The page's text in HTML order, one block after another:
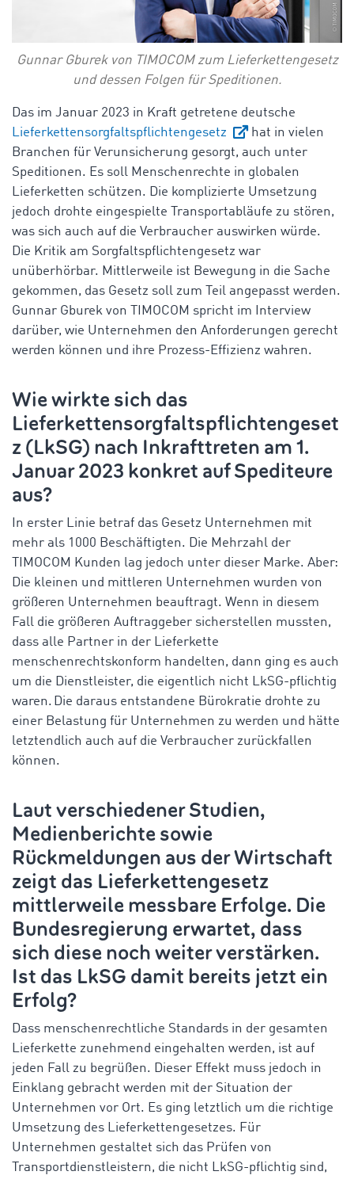
Gunnar Gburek von TIMOCOM zum Lieferkettengesetz
und dessen Folgen für Speditionen.
Das im Januar 2023 in Kraft getretene deutsche
Lieferkettensorgfaltspflichtengesetz
hat in vielen
Branchen für Verunsicherung gesorgt, auch unter
Speditionen. Es soll Menschenrechte in globalen
Lieferketten schützen. Die komplizierte Umsetzung
jedoch drohte eingespielte Transportabläufe zu stören,
was sich auch auf die Verbraucher auswirken würde.
Die Kritik am Sorgfaltspflichtengesetz war
unüberhörbar. Mittlerweile ist Bewegung in die Sache
gekommen, das Gesetz soll zum Teil angepasst werden.
Gunnar Gburek von TIMOCOM spricht im Interview
darüber, wie Unternehmen den Anforderungen gerecht
werden können und ihre Prozess-Effizienz wahren.
Wie wirkte sich das
Lieferkettensorgfaltspflichtengeset
z (LkSG) nach Inkrafttreten am 1.
Januar 2023 konkret auf Spediteure
aus?
In erster Linie betraf das Gesetz Unternehmen mit
mehr als 1000 Beschäftigten. Die Mehrzahl der
TIMOCOM Kunden lag jedoch unter dieser Marke. Aber:
Die kleinen und mittleren Unternehmen wurden von
größeren Unternehmen beauftragt. Wenn in diesem
Fall die größeren Auftraggeber sicherstellen mussten,
dass alle Partner in der Lieferkette
menschenrechtskonform handelten, dann ging es auch
um die Dienstleister, die eigentlich nicht LkSG-pflichtig
waren. Die daraus entstandene Bürokratie drohte zu
einer Belastung für Unternehmen zu werden und hätte
letztendlich auch auf die Verbraucher zurückfallen
können.
Laut verschiedener Studien,
Medienberichte sowie
Rückmeldungen aus der Wirtschaft
zeigt das Lieferkettengesetz
mittlerweile messbare Erfolge. Die
Bundesregierung erwartet, dass
sich diese noch weiter verstärken.
Ist das LkSG damit bereits jetzt ein
Erfolg?
Dass menschenrechtliche Standards in der gesamten
Lieferkette zunehmend eingehalten werden, ist auf
jeden Fall zu begrüßen. Dieser Effekt muss jedoch in
Einklang gebracht werden mit der Situation der
Unternehmen vor Ort. Es ging letztlich um die richtige
Umsetzung des Lieferkettengesetzes. Für
Unternehmen gestaltet sich das Prüfen von
Transportdienstleistern, die nicht LkSG-pflichtig sind,